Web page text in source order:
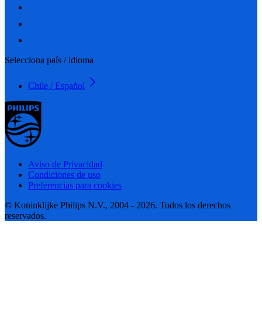
Selecciona país / idioma
Chile / Español
Aviso de Privacidad
Condiciones de uso
Preferencias para cookies
© Koninklijke Philips N.V., 2004 - 2026. Todos los derechos
reservados.